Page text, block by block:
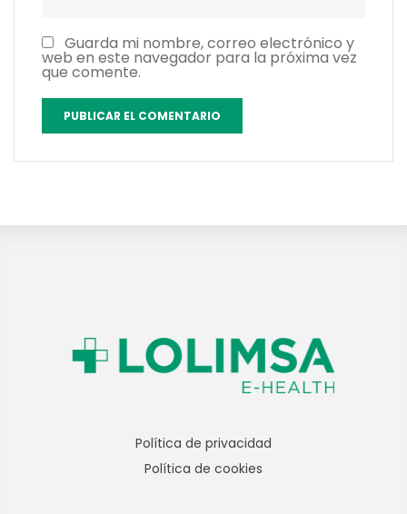
Guarda mi nombre, correo electrónico y
web en este navegador para la próxima vez
que comente.
Política de privacidad
Política de cookies